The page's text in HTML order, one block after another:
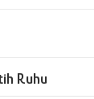
Ruhu